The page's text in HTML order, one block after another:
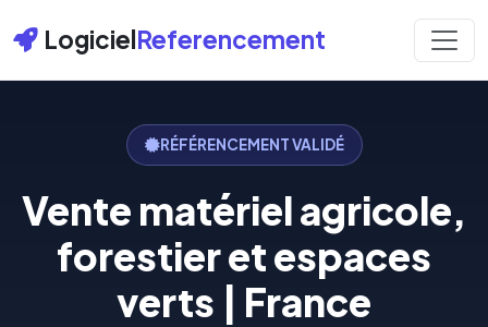
LogicielReferencement
RÉFÉRENCEMENT VALIDÉ
Vente matériel agricole,
forestier et espaces
verts | France